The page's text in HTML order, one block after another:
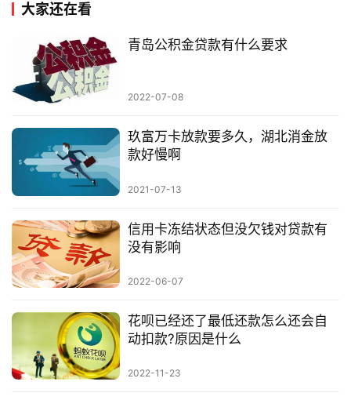
大家还在看
青岛公积金贷款有什么要求
2022-07-08
玖富万卡放款要多久，湖北消金放
款好慢啊
2021-07-13
信用卡冻结状态但没欠钱对贷款有
没有影响
2022-06-07
花呗已经还了最低还款怎么还会自
动扣款?原因是什么
2022-11-23